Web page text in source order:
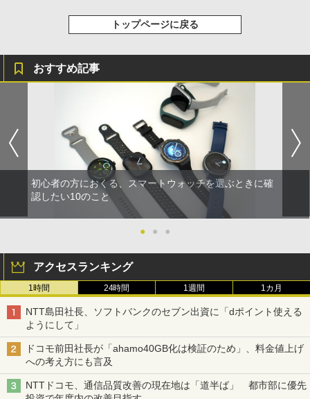
トップページに戻る
おすすめ記事
初心者の方におくる、スマートウォッチを選ぶときに確
認したい10のこと
● ● ●
アクセスランキング
1時間 24時間 1週間 1カ月
NTT島田社長、ソフトバンクのセブン出資に「dポイント使える
ようにして」
ドコモ前田社長が「ahamo40GB化は検証のため」、料金値上げ
への考え方にも言及
NTTドコモ、通信品質改善の現在地は「道半ば」 都市部に優先